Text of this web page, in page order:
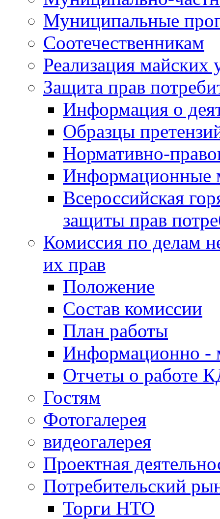
Муниципальные
Соотечественникам
Реализация майских
Защита прав
Информация о
Образцы
Нормативно-
Информационные
Всероссийская
защиты прав
Комиссия по делам
их прав
Положение
Состав комиссии
План работы
Информационно -
Отчеты о работе
Гостям
Фотогалерея
видеогалерея
Проектная
Потребительский
Торги НТО